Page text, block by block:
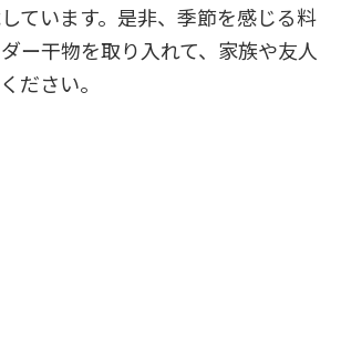
ています。是非、季節を感じる料
ー干物を取り入れて、家族や友人
ださい。